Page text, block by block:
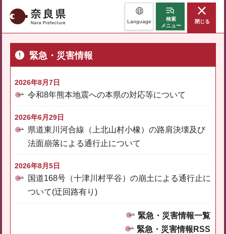
奈良県 Language
検索
メニュー
閉じる
緊急・災害情報
2026年8月7日
令和8年熊本地震への本県の対応等について
2026年6月29日
県道東川河合線（上北山村小橡）の路肩決壊及び
法面崩落による通行止について
2026年8月5日
国道168号（十津川村平谷）の崩土による通行止に
ついて(迂回路有り)
緊急・災害情報一覧
緊急・災害情報RSS